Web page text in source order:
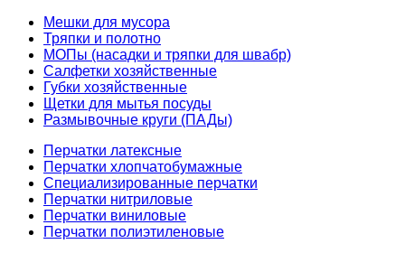
Мешки для мусора
Тряпки и полотно
МОПы (насадки и тряпки для швабр)
Салфетки хозяйственные
Губки хозяйственные
Щетки для мытья посуды
Размывочные круги (ПАДы)
Перчатки латексные
Перчатки хлопчатобумажные
Специализированные перчатки
Перчатки нитриловые
Перчатки виниловые
Перчатки полиэтиленовые